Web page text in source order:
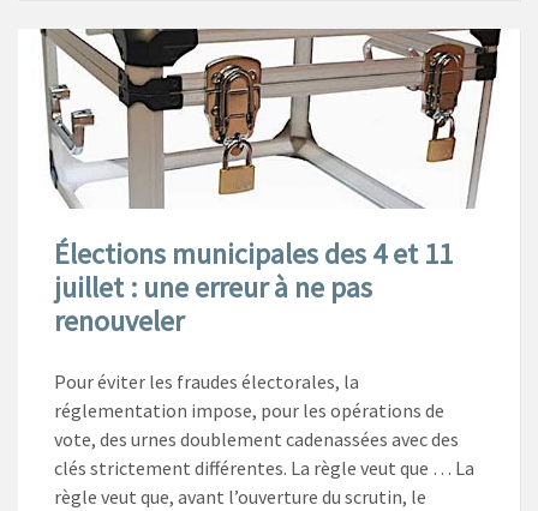
Élections municipales des 4 et 11
juillet : une erreur à ne pas
renouveler
Pour éviter les fraudes électorales, la
réglementation impose, pour les opérations de
vote, des urnes doublement cadenassées avec des
clés strictement différentes. La règle veut que … La
règle veut que, avant l’ouverture du scrutin, le